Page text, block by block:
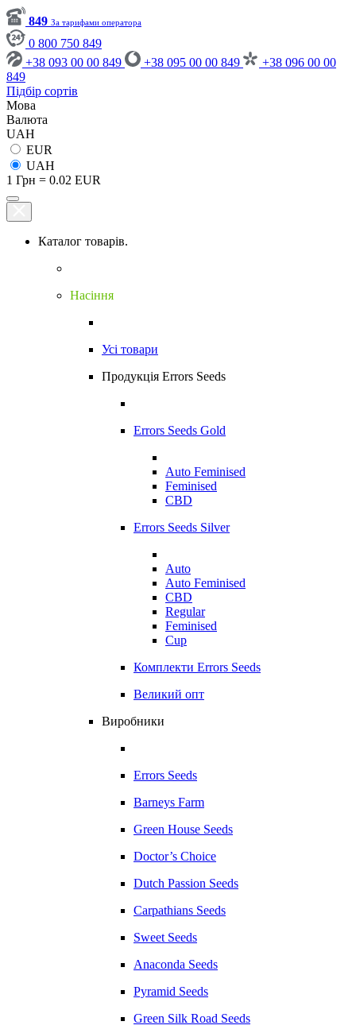
849 За тарифами оператора
0 800 750 849
+38 093 00 00 849
+38 095 00 00 849
+38 096 00 00
849
Підбір сортів
Мова
Валюта
UAH
EUR
UAH
1 Грн = 0.02 EUR
Каталог товарів.
Насіння
Усі товари
Продукція Errors Seeds
Errors Seeds Gold
Auto Feminised
Feminised
CBD
Errors Seeds Silver
Auto
Auto Feminised
CBD
Regular
Feminised
Cup
Комплекти Errors Seeds
Великий опт
Виробники
Errors Seeds
Barneys Farm
Green House Seeds
Doctor’s Choice
Dutch Passion Seeds
Carpathians Seeds
Sweet Seeds
Anaconda Seeds
Pyramid Seeds
Green Silk Road Seeds